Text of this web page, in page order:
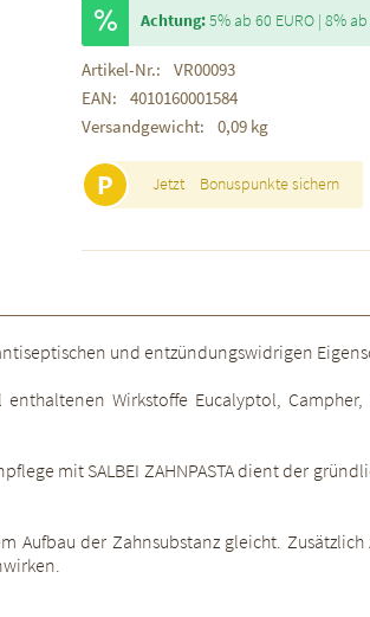
Achtung:5% ab 60 EURO | 8%
Artikel-Nr.:
VR00093
EAN:
4010160001584
Versandgewicht:
0,09 kg
P Jetzt Bonuspunkte sichern
und entzündungswidrigen
Wirkstoffe Eucalyptol,
mit SALBEI ZAHNPASTA dient der
der Zahnsubstanz gleicht. Zusätzlich